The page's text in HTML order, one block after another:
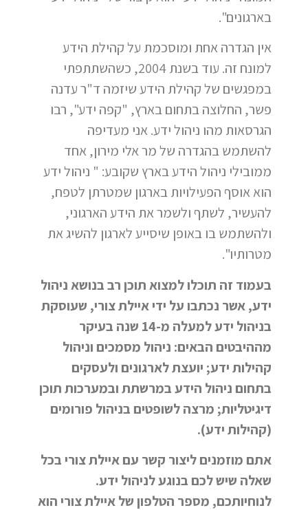
בארגונים".
אין הגדרה אחת ומוסכמת על קהילת הידע
למונח זה. עוד בשנת 2004, כשהשתתפתי
במפגשים של קהילת הידע שיזמה ד"ר עדנה
פשר, החלוצה בתחום בארץ, "קפה ידע", רבו
הגרסאות מהו ניהול ידע. אני מעדיפה
להשתמש בהגדרה של מר אלי מירון, אחד
ממובילי ניהול הידע בארץ שקובע: " ניהול ידע
הוא אוסף הפעילויות בארגון שמטרתן לטפח,
להעשיר, לשתף ולשמר את הידע הארגוני,
ולהשתמש בו באופן שיסייע לארגון להשיג את
מטרותיו".
בעמוד זה תוכלו למצוא תוכן רב בנושא ניהול
ידע, אשר נכתבו על ידי איילת צורי, שעוסקת
בניהול ידע למעלה מ-14 שנה בעיקר
מההיבטים הבאים: ניהול מסמכים וניהול
קהילות ידע; יועצת לארגונים ולעסקים
בתחום ניהול הידע במרשתת ובמערכות תוכן
דיגיטליות; מרצה לשופטים בניהול פורומים
(קהילות ידע).
אתם מוזמנים ליצור קשר עם איילת צורי בכל
שאלה שיש לכם בנוגע לניהול ידע.
לנוחיותכם, מספר הטלפון של איילת צורי הוא